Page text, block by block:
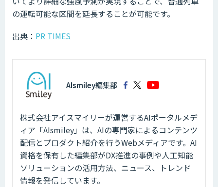
の運転可能な区間を延長することが可能です。
出典： PR TIMES
AIsmiley編集部
株式会社アイスマイリーが運営するAIポータルメデ
ィア「AIsmiley」は、AIの専門家によるコンテンツ
配信とプロダクト紹介を行うWebメディアです。AI
資格を保有した編集部がDX推進の事例や人工知能
ソリューションの活用方法、ニュース、トレンド
情報を発信しています。